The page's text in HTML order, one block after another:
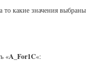
то какие значения выбраны
«A_For1C«: